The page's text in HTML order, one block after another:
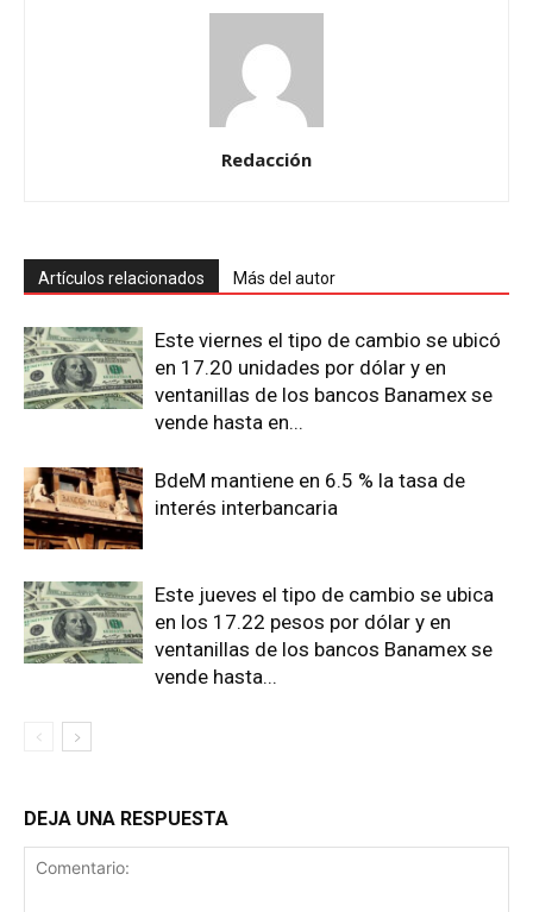
Redacción
Artículos relacionados Más del autor
Este viernes el tipo de cambio se ubicó
en 17.20 unidades por dólar y en
ventanillas de los bancos Banamex se
vende hasta en...
BdeM mantiene en 6.5 % la tasa de
interés interbancaria
Este jueves el tipo de cambio se ubica
en los 17.22 pesos por dólar y en
ventanillas de los bancos Banamex se
vende hasta...
DEJA UNA RESPUESTA